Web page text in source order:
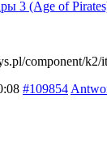
3 (Age of
component/
#109854